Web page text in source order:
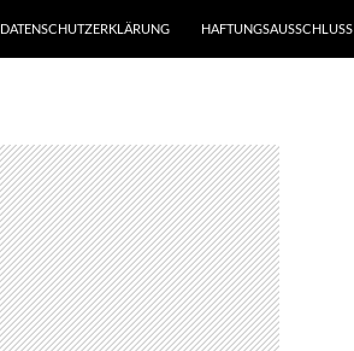
DATENSCHUTZERKLÄRUNG HAFTUNGSAUSSCHLUSS